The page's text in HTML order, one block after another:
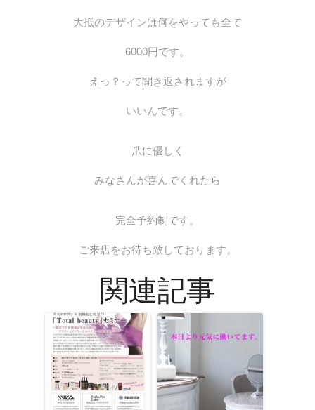
大抵のデザインは何をやっても全て
6000円です。
えっ？って聞き返されますが
いいんです。
爪に優しく
みなさんが喜んでくれたら
完全予約制です。
ご来店をお待ち致しております。
関連記事